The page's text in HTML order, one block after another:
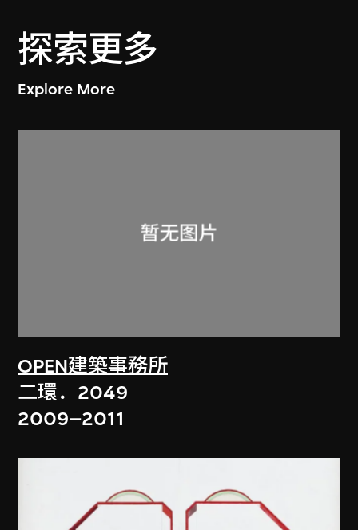
探索更多
Explore More
OPEN建築事務所
二環．2049
2009–2011